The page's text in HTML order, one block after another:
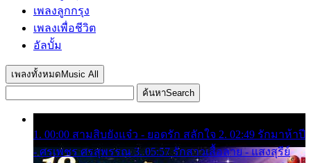
เพลงลูกกรุง
เพลงเพื่อชีวิต
อัลบั้ม
เพลงทั้งหมด Music All
ค้นหาSearch
1. 00:00 สามสิบยังแจ๋ว - ยอดรัก สลักใจ 2. 02:49 รักมาห้าปี
- ศรเพชร ศรสุพรรณ 3. 05:57 รักสาวเสื้อลาย - แสงสุรีย์